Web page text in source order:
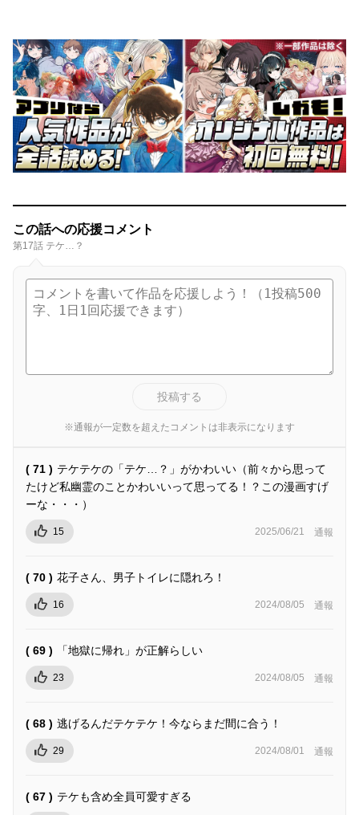
この話への応援コメント
第17話 テケ…？
投稿する
※通報が一定数を超えたコメントは非表示になります
( 71 ) テケテケの「テケ…？」がかわいい（前々から思って
たけど私幽霊のことかわいいって思ってる！？この漫画すげ
ーな・・・）
15 2025/06/21 通報
( 70 ) 花子さん、男子トイレに隠れろ！
16 2024/08/05 通報
( 69 ) 「地獄に帰れ」が正解らしい
23 2024/08/05 通報
( 68 ) 逃げるんだテケテケ！今ならまだ間に合う！
29 2024/08/01 通報
( 67 ) テケも含め全員可愛すぎる